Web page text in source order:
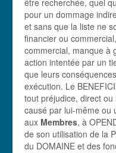
être recherchée, quel
pour un dommage
et sans que la liste ne
financier ou
commercial, manque à
action intentée par un
que leurs
exécution. Le
tout préjudice, direct
causé par lui-même ou
aux Membres, à
de son utilisation de la
du DOMAINE et des